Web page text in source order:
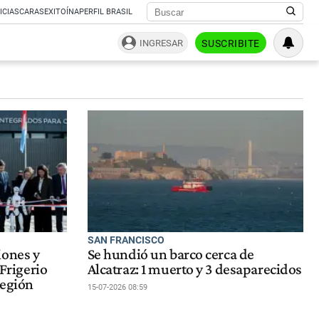
CARASEXITOÍNAPERFIL BRASIL
INGRESAR SUSCRIBITE
y
SAN FRANCISCO
Se hundió un barco cerca de
Alcatraz: 1 muerto y 3 desaparecidos
15-07-2026 08:59